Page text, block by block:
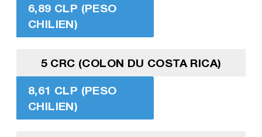
6,89 CLP (PESO
CHILIEN)
5 CRC (COLON DU COSTA RICA)
8,61 CLP (PESO
CHILIEN)